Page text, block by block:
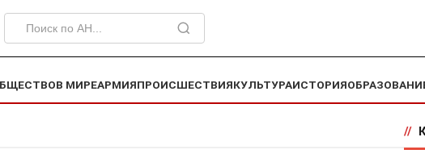
В МИРЕАРМИЯПРОИСШЕСТВИЯКУЛЬТУРАИСТОРИЯ
//